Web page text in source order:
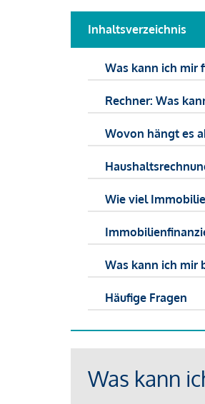
Inhaltsverzeichnis
Was kann ich mir
Rechner: Was
Wovon hängt es
Wie viel
Was kann ich mir
Häufige Fragen
Was kann